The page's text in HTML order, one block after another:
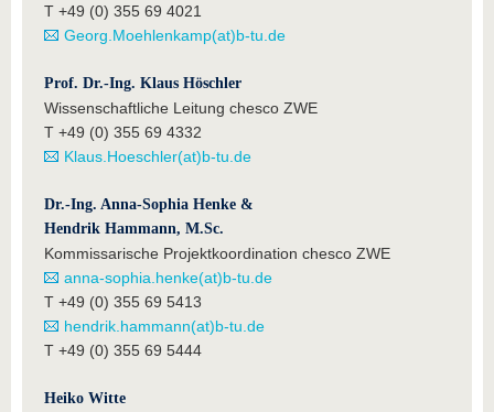
T +49 (0) 355 69 4021
Georg.Moehlenkamp(at)b-tu.de
Prof. Dr.-Ing. Klaus Höschler
Wissenschaftliche Leitung chesco ZWE
T +49 (0) 355 69 4332
Klaus.Hoeschler(at)b-tu.de
Dr.-Ing. Anna-Sophia Henke &
Hendrik Hammann, M.Sc.
Kommissarische Projektkoordination chesco ZWE
anna-sophia.henke(at)b-tu.de
T +49 (0) 355 69 5413
hendrik.hammann(at)b-tu.de
T +49 (0) 355 69 5444
Heiko Witte